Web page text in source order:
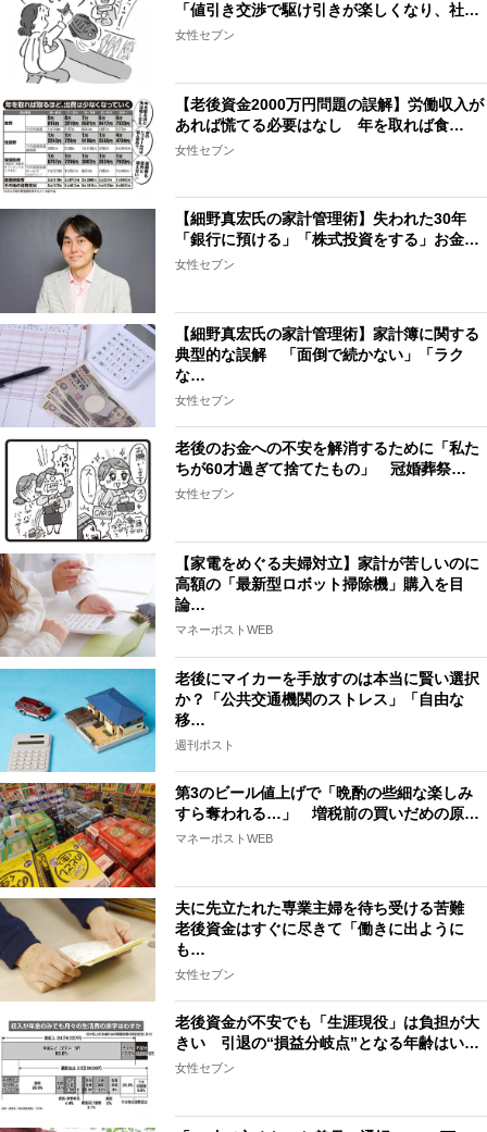
「値引き交渉で駆け引きが楽しくなり、社…
女性セブン
【老後資金2000万円問題の誤解】労働収入が
あれば慌てる必要はなし 年を取れば食…
女性セブン
【細野真宏氏の家計管理術】失われた30年
「銀行に預ける」「株式投資をする」お金…
女性セブン
【細野真宏氏の家計管理術】家計簿に関する
典型的な誤解 「面倒で続かない」「ラク
な…
女性セブン
老後のお金への不安を解消するために「私た
ちが60才過ぎて捨てたもの」 冠婚葬祭…
女性セブン
【家電をめぐる夫婦対立】家計が苦しいのに
高額の「最新型ロボット掃除機」購入を目
論…
マネーポストWEB
老後にマイカーを手放すのは本当に賢い選択
か？「公共交通機関のストレス」「自由な
移…
週刊ポスト
第3のビール値上げで「晩酌の些細な楽しみ
すら奪われる…」 増税前の買いだめの原…
マネーポストWEB
夫に先立たれた専業主婦を待ち受ける苦難
老後資金はすぐに尽きて「働きに出ように
も…
女性セブン
老後資金が不安でも「生涯現役」は負担が大
きい 引退の“損益分岐点”となる年齢はい…
女性セブン